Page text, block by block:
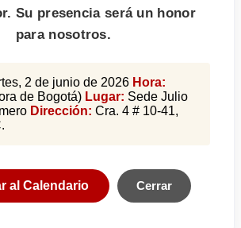
Su presencia será un honor
para nosotros.
2 de junio de 2026 Hora:
de Bogotá) Lugar: Sede Julio
Dirección: Cra. 4 # 10-41,
al Calendario Cerrar